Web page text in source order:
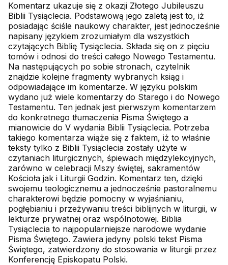
Komentarz ukazuje się z okazji Złotego Jubileuszu
Biblii Tysiąclecia. Podstawową jego zaletą jest to, iż
posiadając ściśle naukowy charakter, jest jednocześnie
napisany językiem zrozumiałym dla wszystkich
czytających Biblię Tysiąclecia. Składa się on z pięciu
tomów i odnosi do treści całego Nowego Testamentu.
Na następujących po sobie stronach, czytelnik
znajdzie kolejne fragmenty wybranych ksiąg i
odpowiadające im komentarze. W języku polskim
wydano już wiele komentarzy do Starego i do Nowego
Testamentu. Ten jednak jest pierwszym komentarzem
do konkretnego tłumaczenia Pisma Świętego a
mianowicie do V wydania Biblii Tysiąclecia. Potrzeba
takiego komentarza wiąże się z faktem, iż to właśnie
teksty tylko z Biblii Tysiąclecia zostały użyte w
czytaniach liturgicznych, śpiewach międzylekcyjnych,
zarówno w celebracji Mszy świętej, sakramentów
Kościoła jak i Liturgii Godzin. Komentarz ten, dzięki
swojemu teologicznemu a jednocześnie pastoralnemu
charakterowi będzie pomocny w wyjaśnianiu,
pogłębianiu i przeżywaniu treści biblijnych w liturgii, w
lekturze prywatnej oraz wspólnotowej. Biblia
Tysiąclecia to najpopularniejsze narodowe wydanie
Pisma Świętego. Zawiera jedyny polski tekst Pisma
Świętego, zatwierdzony do stosowania w liturgii przez
Konferencję Episkopatu Polski.